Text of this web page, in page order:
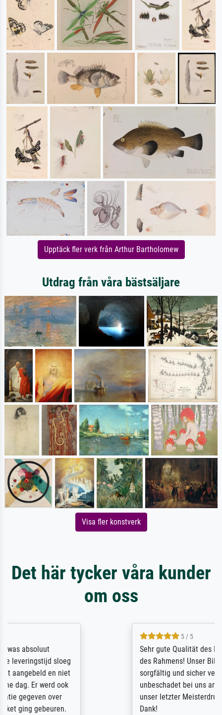
Upptäck fler verk från Arthur Bartholomew
Utdrag från våra bästsäljare
Visa fler konstverk
Det här tycker våra kunder
om oss
Sehr gute Qualität des Leinwanddrucks und
des Rahmens! Unser Bild wurde sehr
sorgfältig und sicher verpackt, so dass es
unbeschadet bei uns ankam. Es wird nicht
unser letzter Meisterdruck sein. Vielen
Dank!